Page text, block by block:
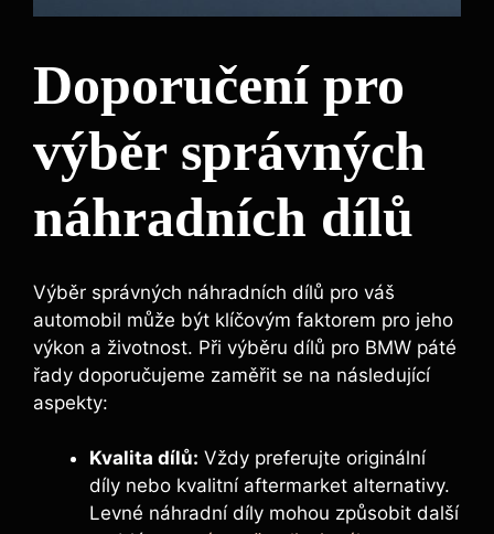
Doporučení pro
výběr správných
náhradních dílů
Výběr správných náhradních dílů pro⁢ váš
‌automobil může být klíčovým faktorem pro jeho
výkon a ‌životnost. Při výběru dílů ⁤pro ⁢BMW páté
řady doporučujeme zaměřit se na následující
aspekty:
Kvalita dílů: Vždy preferujte originální
díly nebo kvalitní aftermarket alternativy.
Levné náhradní díly mohou způsobit další